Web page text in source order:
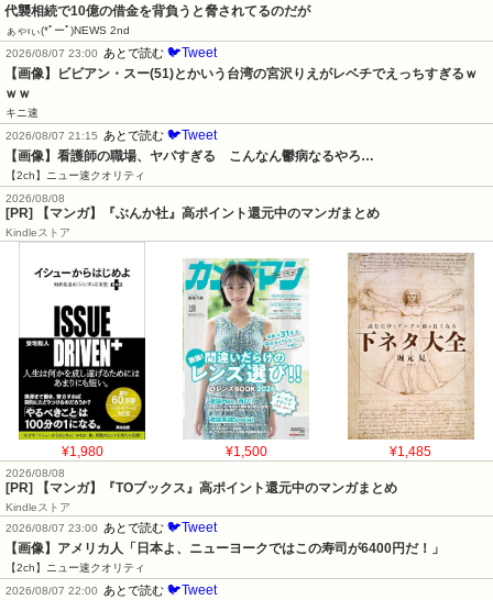
代襲相続で10億の借金を背負うと脅されてるのだが
ぁゃιぃ(*ﾟーﾟ)NEWS 2nd
2026/08/07 23:00
あとで読む 🐦Tweet
【画像】ビビアン・スー(51)とかいう台湾の宮沢りえがレベチでえっちすぎるｗ
ｗｗ
キニ速
2026/08/07 21:15
あとで読む 🐦Tweet
【画像】看護師の職場、ヤバすぎる　こんなん鬱病なるやろ…
【2ch】ニュー速クオリティ
2026/08/08
[PR] 【マンガ】『ぶんか社』高ポイント還元中のマンガまとめ
Kindleストア
¥1,980 ¥1,500 ¥1,485
2026/08/08
[PR] 【マンガ】『TOブックス』高ポイント還元中のマンガまとめ
Kindleストア
2026/08/07 23:00
あとで読む 🐦Tweet
【画像】アメリカ人「日本よ、ニューヨークではこの寿司が6400円だ！」
【2ch】ニュー速クオリティ
2026/08/07 22:00
あとで読む 🐦Tweet